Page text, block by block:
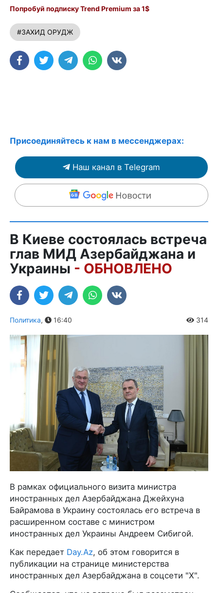
Попробуй подписку Trend Premium за 1$
#ЗАХИД ОРУДЖ
Присоединяйтесь к нам в мессенджерах:
Наш канал в Telegram
В Киеве состоялась встреча
глав МИД Азербайджана и
Украины - ОБНОВЛЕНО
Политика, 16:40 314
В рамках официального визита министра
иностранных дел Азербайджана Джейхуна
Байрамова в Украину состоялась его встреча в
расширенном составе с министром
иностранных дел Украины Андреем Сибигой.
Как передает Day.Az, об этом говорится в
публикации на странице министерства
иностранных дел Азербайджана в соцсети "X".